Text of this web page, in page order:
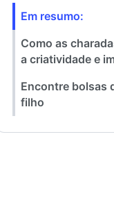
Em resumo:
Como as
a criatividade e
Encontre bolsas
filho